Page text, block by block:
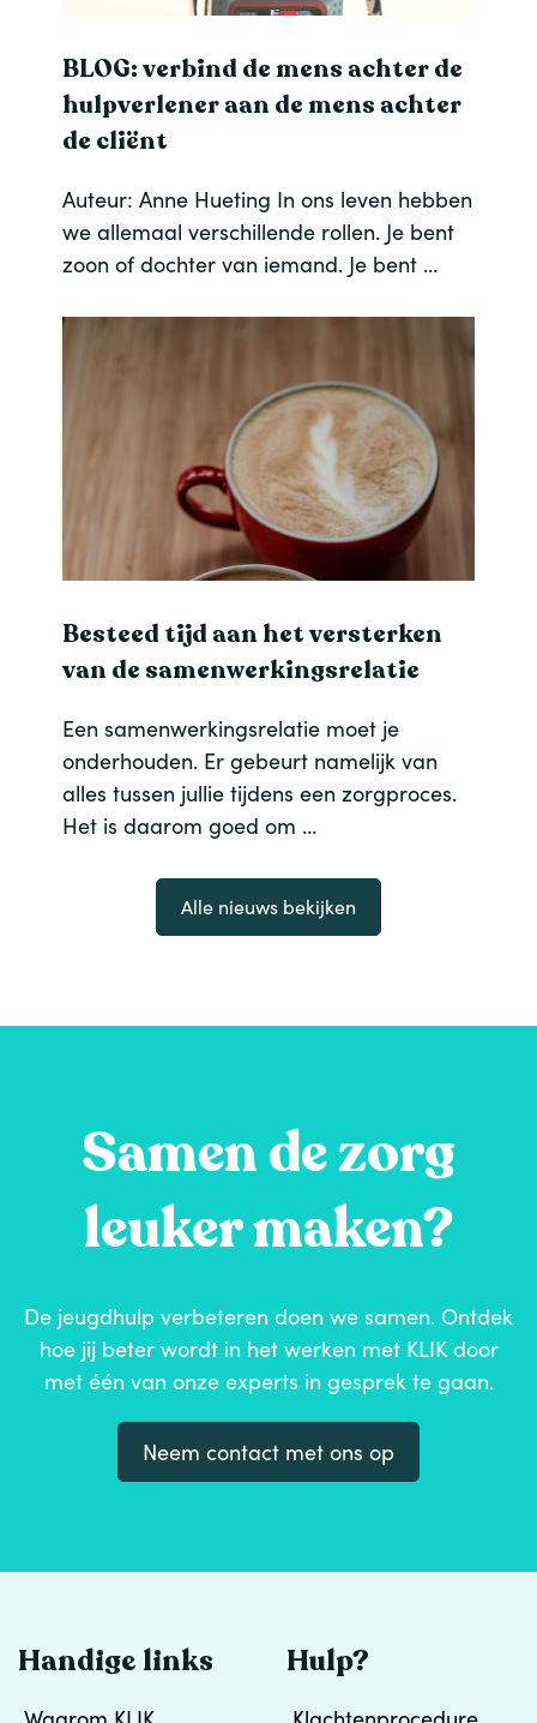
BLOG: verbind de mens achter de
hulpverlener aan de mens achter
de cliënt
Auteur: Anne Hueting In ons leven hebben
we allemaal verschillende rollen. Je bent
zoon of dochter van iemand. Je bent …
Besteed tijd aan het versterken
van de samenwerkingsrelatie
Een samenwerkingsrelatie moet je
onderhouden. Er gebeurt namelijk van
alles tussen jullie tijdens een zorgproces.
Het is daarom goed om …
Alle nieuws bekijken
Samen de zorg
leuker maken?
De jeugdhulp verbeteren doen we samen. Ontdek
hoe jij beter wordt in het werken met KLIK door
met één van onze experts in gesprek te gaan.
Neem contact met ons op
Handige links Hulp?